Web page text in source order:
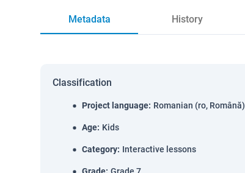
Metadata History
Classification
Project language: Romanian (ro, Română)
Age: Kids
Category: Interactive lessons